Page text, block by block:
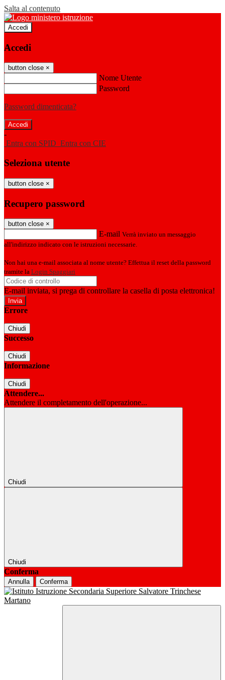
Salta al contenuto
Accedi
Accedi
button close ×
Nome Utente
Password
Password dimenticata?
-
Entra con SPID Entra con CIE
Seleziona utente
button close ×
Recupero password
button close ×
E-mail Verrà inviato un messaggio
all'indirizzo indicato con le istruzioni necessarie.
Non hai una e-mail associata al nome utente? Effettua il reset della password
tramite la Login Spaggiari
E-mail inviata, si prega di controllare la casella di posta elettronica!
Errore
Chiudi
Successo
Chiudi
Informazione
Chiudi
Attendere...
Attendere il completamento dell'operazione...
Chiudi
Chiudi
Conferma
Annulla Conferma